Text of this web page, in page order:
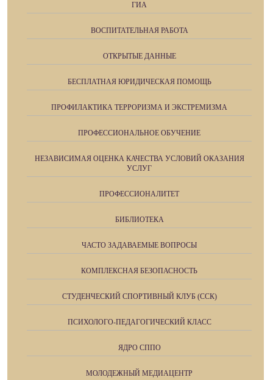
ГИА
ВОСПИТАТЕЛЬНАЯ РАБОТА
ОТКРЫТЫЕ ДАННЫЕ
БЕСПЛАТНАЯ ЮРИДИЧЕСКАЯ ПОМОЩЬ
ПРОФИЛАКТИКА ТЕРРОРИЗМА И ЭКСТРЕМИЗМА
ПРОФЕССИОНАЛЬНОЕ ОБУЧЕНИЕ
НЕЗАВИСИМАЯ ОЦЕНКА КАЧЕСТВА УСЛОВИЙ ОКАЗАНИЯ
УСЛУГ
ПРОФЕССИОНАЛИТЕТ
БИБЛИОТЕКА
ЧАСТО ЗАДАВАЕМЫЕ ВОПРОСЫ
КОМПЛЕКСНАЯ БЕЗОПАСНОСТЬ
СТУДЕНЧЕСКИЙ СПОРТИВНЫЙ КЛУБ (ССК)
ПСИХОЛОГО-ПЕДАГОГИЧЕСКИЙ КЛАСС
ЯДРО СППО
МОЛОДЕЖНЫЙ МЕДИАЦЕНТР